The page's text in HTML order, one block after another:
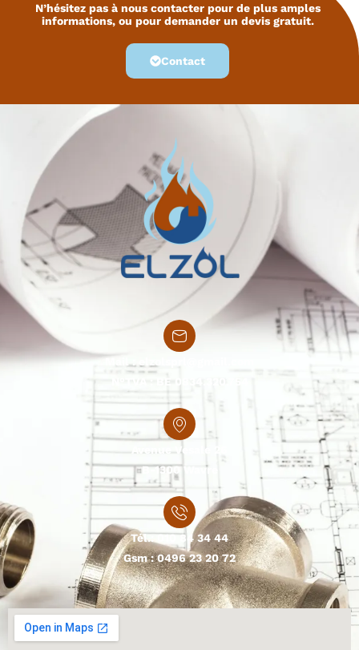
N’hésitez pas à nous contacter pour de plus amples
informations, ou pour demander un devis gratuit.
Contact
N°TVA : BE 0834.320.754
Avenue Vesale 26
B-1300 Wavre
Tél.:010 84 34 44
Gsm :0496 23 20 72